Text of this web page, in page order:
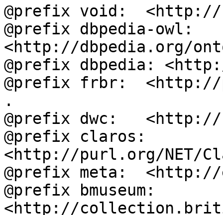
@prefix void:
@prefix dbpedia-owl:
<http://dbpedia.org/
@prefix dbpedia:
@prefix frbr:  <http://
.
@prefix dwc:
@prefix claros:
<http://purl.org/NET/
@prefix meta:  <http://
@prefix bmuseum:
<http://